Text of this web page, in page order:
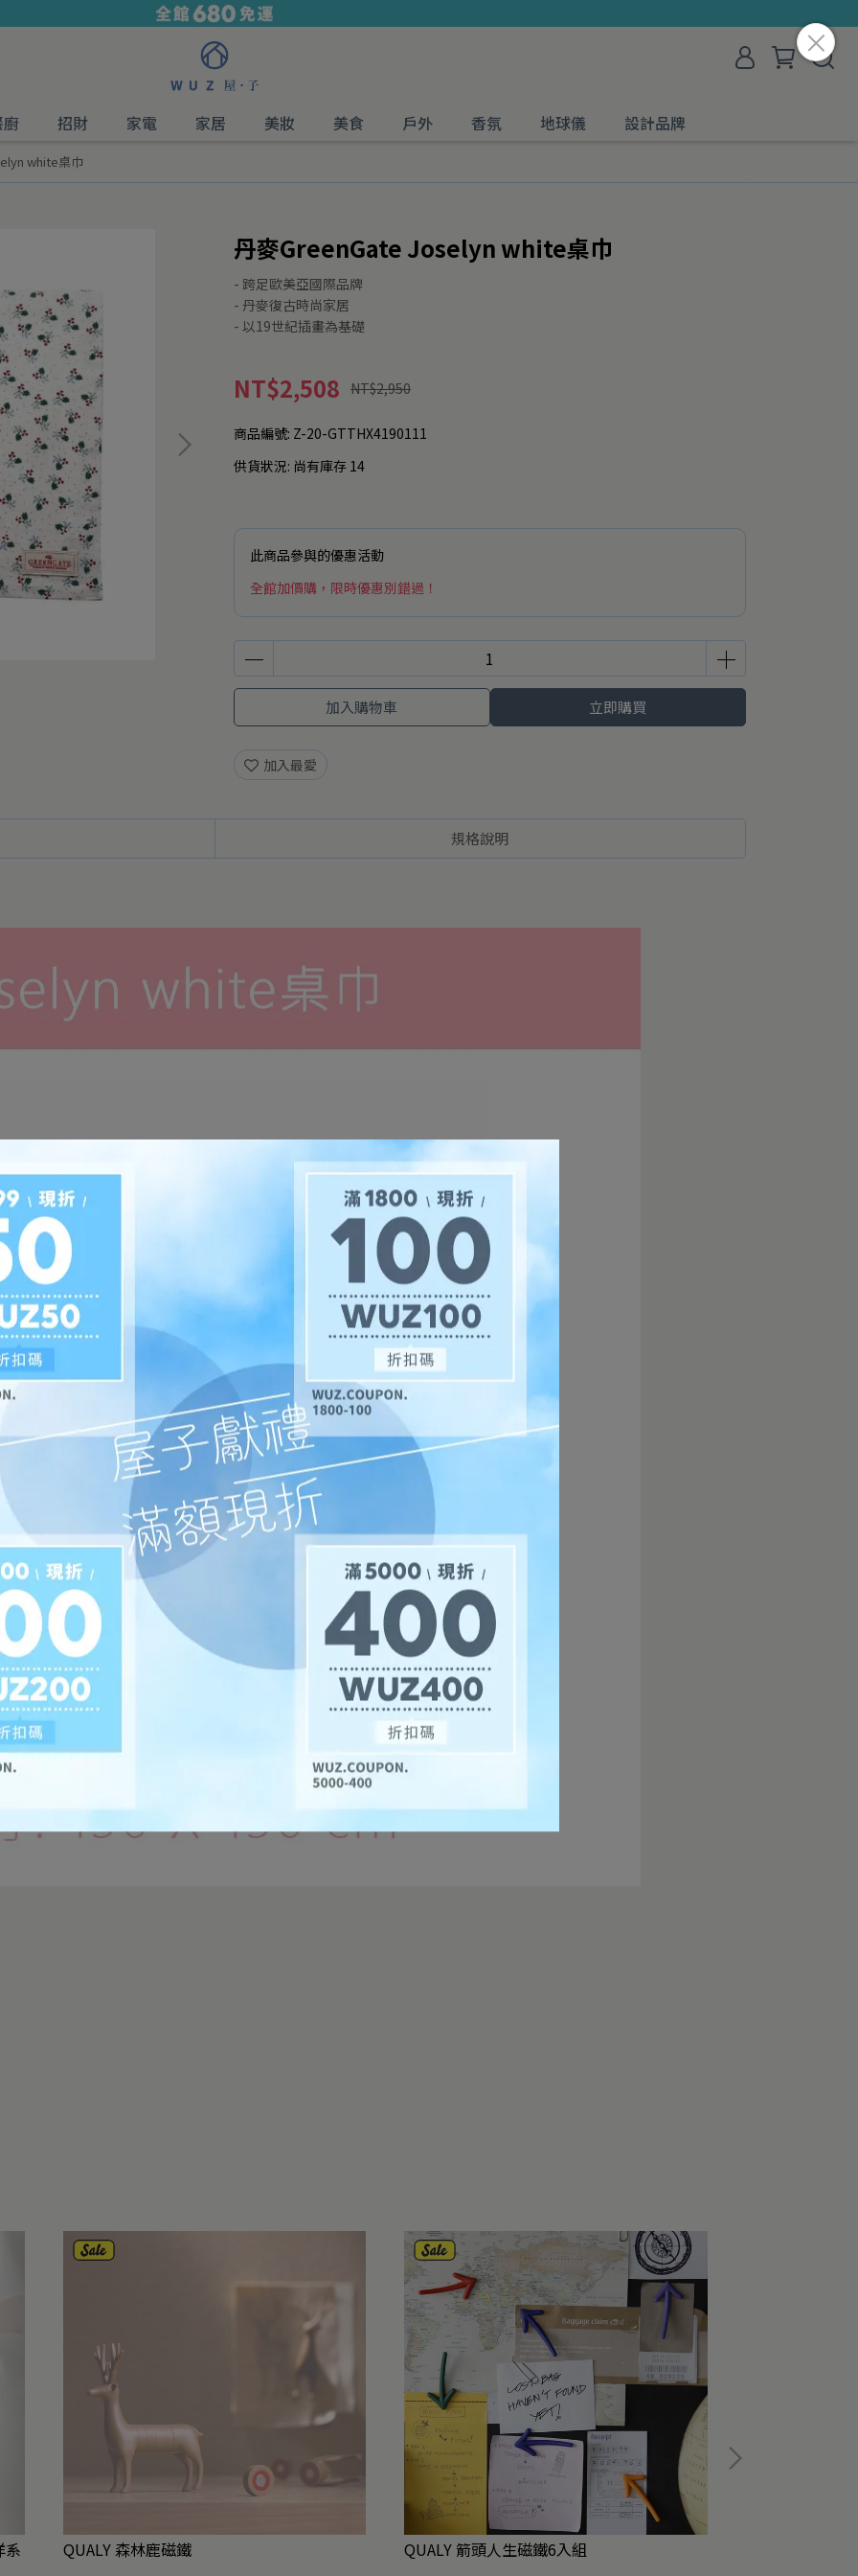
招財 家電 家居 美妝 美食 戶外 香氛 地球儀 設計品牌
white桌巾
丹麥GreenGate Joselyn white桌巾
- 跨足歐美亞國際品牌
- 丹麥復古時尚家居
- 以19世紀插畫為基礎
NT$2,508 NT$2,950
商品編號: Z-20-GTTHX4190111
供貨狀況: 尚有庫存 14
此商品參與的優惠活動
全館加價購，限時優惠別錯過！
加入購物車 立即購買
加入最愛
規格說明
系 QUALY 森林鹿磁鐵 QUALY 箭頭人生磁鐵6入組